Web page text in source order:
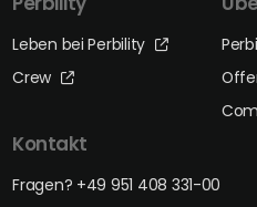
Leben bei Perbility
Crew
Kontakt
Fragen? +49 951 408 331-00